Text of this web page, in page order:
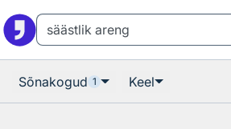
Sõnakogud 1 Keel